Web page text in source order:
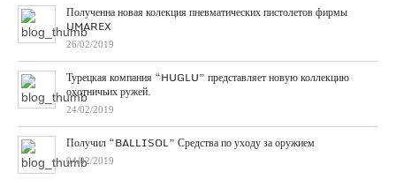
Полученна новая колекция пневматических пистолетов фирмы
UMAREX
26/02/2019
Турецкая компания “HUGLU” представляет новую коллекцию
охотничьих ружей.
24/02/2019
Получил “BALLISOL” Средства по уходу за оружием
04/02/2019